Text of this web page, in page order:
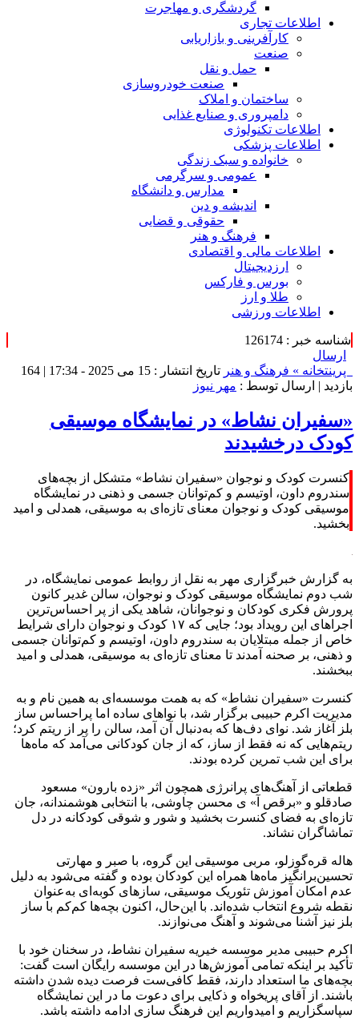
گردشگری و مهاجرت
اطلاعات تجاری
کارآفرینی و بازاریابی
صنعت
حمل و نقل
صنعت خودروسازی
ساختمان و املاک
دامپروری و صنایع غذایی
اطلاعات تکنولوژی
اطلاعات پزشکی
خانواده و سبک زندگی
عمومی و سرگرمی
مدارس و دانشگاه
اندیشه و دین
حقوقی و قضایی
فرهنگ و هنر
اطلاعات مالی و اقتصادی
ارزدیجیتال
بورس و فارکس
طلا و ارز
اطلاعات ورزشی
شناسه خبر : 126174
ارسال
پرینتخانه » فرهنگ و هنر تاریخ انتشار : 15 می 2025 - 17:34 |
164
بازدید | ارسال توسط : مهر نیوز
«سفیران نشاط» در نمایشگاه موسیقی
کودک درخشیدند
کنسرت کودک و نوجوان «سفیران نشاط» متشکل از بچه‌های
سندروم داون، اوتیسم و کم‌توانان جسمی و ذهنی در نمایشگاه
موسیقی کودک و نوجوان معنای تازه‌ای به موسیقی، همدلی و امید
بخشید.
به گزارش خبرگزاری مهر به نقل از روابط عمومی نمایشگاه، در
شب دوم نمایشگاه موسیقی کودک و نوجوان، سالن غدیر کانون
پرورش فکری کودکان و نوجوانان، شاهد یکی از پر احساس‌ترین
اجراهای این رویداد بود؛ جایی که ۱۷ کودک و نوجوان دارای شرایط
خاص از جمله مبتلایان به سندروم داون، اوتیسم و کم‌توانان جسمی
و ذهنی، بر صحنه آمدند تا معنای تازه‌ای به موسیقی، همدلی و امید
ببخشند.
کنسرت «سفیران نشاط» که به همت موسسه‌ای به همین نام و به
مدیریت اکرم حبیبی برگزار شد، با نواهای ساده اما پراحساس ساز
بلز آغاز شد. نوای دف‌ها که به‌دنبال آن آمد، سالن را پر از ریتم کرد؛
ریتم‌هایی که نه فقط از ساز، که از جان کودکانی می‌آمد که ماه‌ها
برای این شب تمرین کرده بودند.
قطعاتی از آهنگ‌های پرانرژی همچون اثر «زده بارون» مسعود
صادقلو و «برقص آ» ی محسن چاوشی، با انتخابی هوشمندانه، جان
تازه‌ای به فضای کنسرت بخشید و شور و شوقی کودکانه در دل
تماشاگران نشاند.
هاله قره‌گوزلو، مربی موسیقی این گروه، با صبر و مهارتی
تحسین‌برانگیز ماه‌ها همراه این کودکان بوده و گفته می‌شود به دلیل
عدم امکان آموزش تئوریک موسیقی، سازهای کوبه‌ای به‌عنوان
نقطه شروع انتخاب شده‌اند. با این‌حال، اکنون بچه‌ها کم‌کم با ساز
بلز نیز آشنا می‌شوند و آهنگ می‌نوازند.
اکرم حبیبی مدیر موسسه خیریه سفیران نشاط، در سخنان خود با
تأکید بر اینکه تمامی آموزش‌ها در این موسسه رایگان است گفت:
بچه‌های ما استعداد دارند، فقط کافی‌ست فرصت دیده شدن داشته
باشند. از آقای پریخواه و ذکایی برای دعوت ما در این نمایشگاه
سپاسگزاریم و امیدواریم این فرهنگ سازی ادامه داشته باشد.